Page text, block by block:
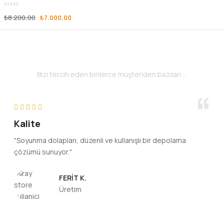
₺8.200,00 ₺7.000,00
Bizi tercih eden binlerce müşteriden bazıları ...
Kalite
"Soyunma dolapları, düzenli ve kullanışlı bir depolama
çözümü sunuyor."
FERIT K.
Üretim